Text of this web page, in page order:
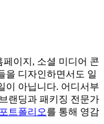
이지, 소셜 미디어 콘
을 디자인하면서도 일
이 아닙니다. 어디서부
랜딩과 패키징 전문가
트폴리오를 통해 영감